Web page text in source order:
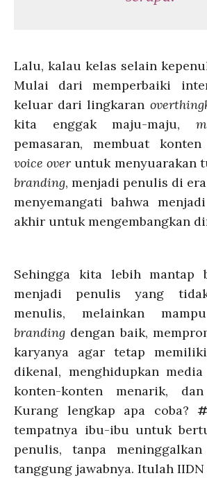
Lalu, kalau kelas selain
Mulai dari memperbaiki
keluar dari lingkaran
kita enggak maju-maju,
pemasaran, membuat
voice over untuk menyuarakan
branding, menjadi penulis di
menyemangati bahwa
akhir untuk mengembangkan
Sehingga kita lebih mantap
menjadi penulis yang
menulis, melainkan
branding dengan baik,
karyanya agar tetap
dikenal, menghidupkan
konten-konten menarik,
Kurang lengkap apa coba?
tempatnya ibu-ibu untuk
penulis, tanpa
tanggung jawabnya. Itulah IIDN